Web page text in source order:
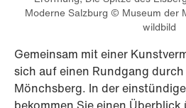
Moderne Salzburg © Museum der
wildbild
Gemeinsam mit einer
sich auf einen Rundgang
Mönchsberg. In der